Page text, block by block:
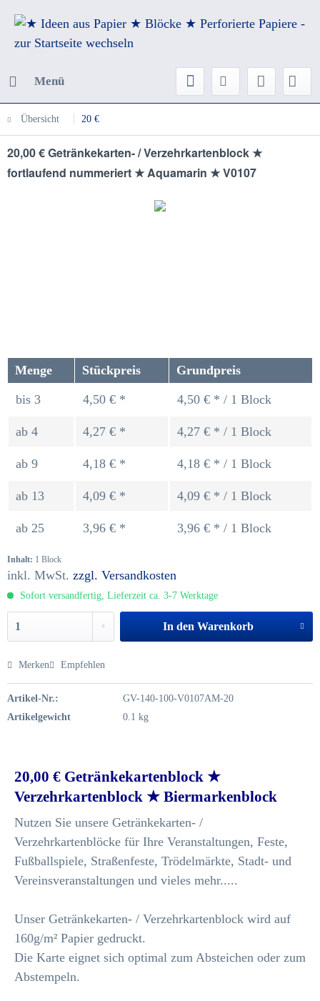
Menü
Übersicht 20 €
20,00 € Getränkekarten- / Verzehrkartenblock ★
fortlaufend nummeriert ★ Aquamarin ★ V0107
Menge Stückpreis Grundpreis
bis 3 4,50 € * 4,50 € * / 1 Block
ab 4 4,27 € * 4,27 € * / 1 Block
ab 9 4,18 € * 4,18 € * / 1 Block
ab 13 4,09 € * 4,09 € * / 1 Block
ab 25 3,96 € * 3,96 € * / 1 Block
Inhalt: 1 Block
inkl. MwSt. zzgl. Versandkosten
Sofort versandfertig, Lieferzeit ca. 3-7 Werktage
In den Warenkorb
Merken Empfehlen
Artikel-Nr.:
GV-140-100-V0107AM-20
Artikelgewicht
0.1 kg
20,00 € Getränkekartenblock ★
Verzehrkartenblock ★ Biermarkenblock
Nutzen Sie unsere Getränkekarten- /
Verzehrkartenblöcke für Ihre Veranstaltungen, Feste,
Fußballspiele, Straßenfeste, Trödelmärkte, Stadt- und
Vereinsveranstaltungen und vieles mehr.....
Unser Getränkekarten- / Verzehrkartenblock wird auf
160g/m² Papier gedruckt.
Die Karte eignet sich optimal zum Absteichen oder zum
Abstempeln.